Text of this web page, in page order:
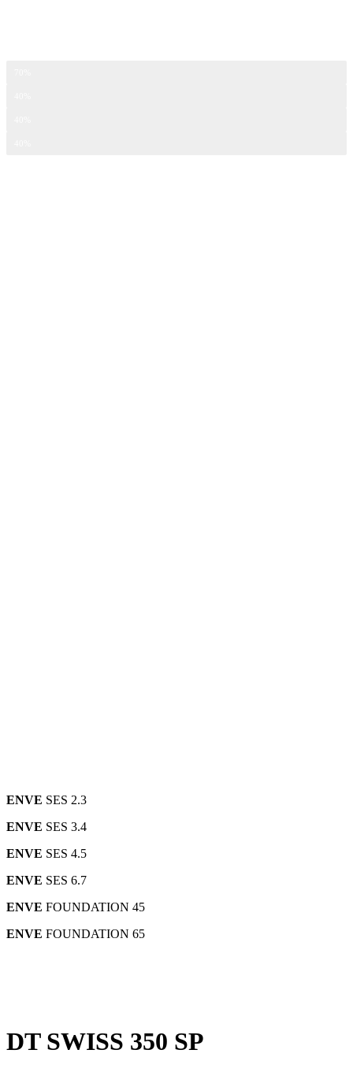
ENVE SES 2.3
ENVE SES 3.4
ENVE SES 4.5
ENVE SES 6.7
ENVE FOUNDATION 45
ENVE FOUNDATION 65
DT SWISS 350 SP